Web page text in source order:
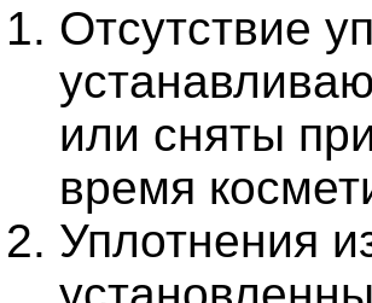
Отсутствие
или сняты
время
Уплотнения